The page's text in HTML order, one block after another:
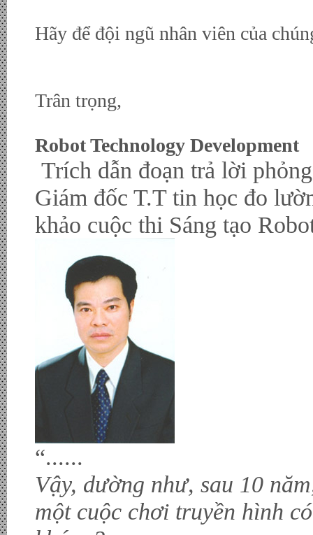
Hãy để đội ngũ nhân viên của
Trân trọng,
Robot Technology Development
Trích dẫn đoạn trả lời
Giám đốc T.T tin học đo
khảo cuộc thi Sáng tạo
“......
Vậy, dường như, sau 10
một cuộc chơi truyền hình